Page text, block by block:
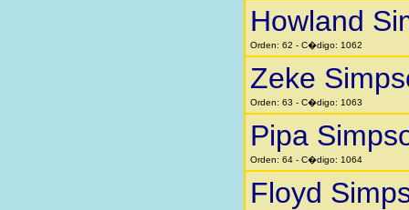
Howland
Orden: 62 - C�digo: 1062
Zeke
Orden: 63 - C�digo: 1063
Pipa
Orden: 64 - C�digo: 1064
Floyd